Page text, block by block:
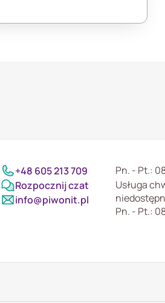
+48 605 213 709
Rozpocznij czat
info@piwonit.pl
Pn. - Pt.:
Usługa
Pn. - Pt.: